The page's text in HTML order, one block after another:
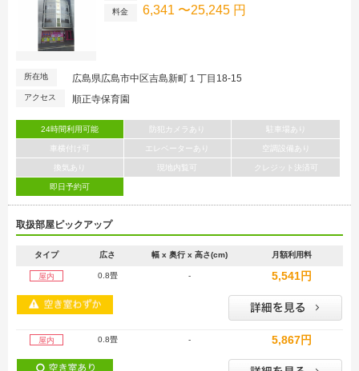
料金 6,341 〜25,245 円
所在地 広島県広島市中区吉島新町１丁目18-15
アクセス 順正寺保育園
24時間利用可能 防犯カメラあり 駐車場あり
車横付け可 エレベーターあり 空調設備あり
換気あり 現地内覧可 クレジット決済可
即日予約可
取扱部屋ピックアップ
タイプ 広さ 幅 x 奥行 x 高さ(cm) 月額利用料
屋内 0.8畳 - 5,541円
屋内 0.8畳 - 5,867円